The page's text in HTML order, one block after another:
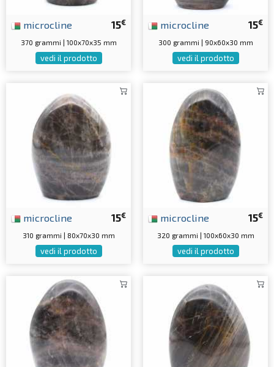
15€
microcline
370 grammi | 100x70x35 mm
vedi il prodotto
15€
microcline
300 grammi | 90x60x30 mm
vedi il prodotto
15€
microcline
310 grammi | 80x70x30 mm
vedi il prodotto
15€
microcline
320 grammi | 100x60x30 mm
vedi il prodotto